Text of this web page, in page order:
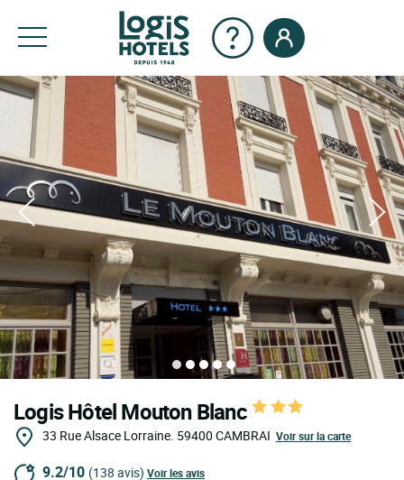
Logis Hôtel Mouton Blanc
33 Rue Alsace Lorraine. 59400 CAMBRAI Voir sur la carte
9.2/10 (138 avis) Voir les avis